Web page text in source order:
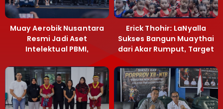
Muay Aerobik Nusantara
Resmi Jadi Aset
Intelektual PBMI,
Terobosan Bangun
Grassroots
Erick Thohir: LaNyalla
Sukses Bangun Muaythai
dari Akar Rumput, Target